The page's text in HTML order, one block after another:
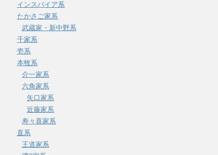
インスパイア系
たかさご家系
武蔵家・新中野系
千家系
壱系
本牧系
介一家系
六角家系
矢口家系
近藤家系
寿々喜家系
直系
王道家系